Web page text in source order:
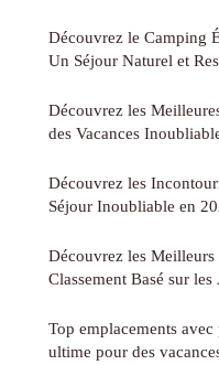
Découvrez le Camping
Un Séjour Naturel et
Découvrez les
des Vacances
Découvrez les
Séjour Inoubliable en
Découvrez les Meilleurs
Classement Basé sur
Top emplacements
ultime pour des